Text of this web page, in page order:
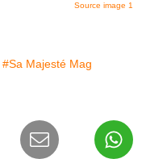
Source image 1
#Sa Majesté Mag